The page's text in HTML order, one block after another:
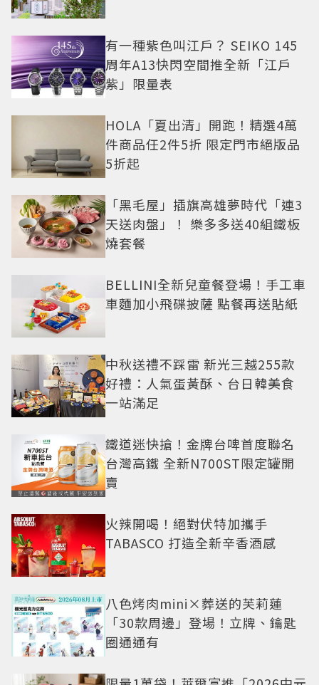
有一種紫色叫江戶？ SEIKO 145
周年A13快閃空間推全新「江戶
紫」限量表
HOLA「夏出清」開跑！精選4萬
件商品任2件5折 限定門市絕版品
5折起
「黑毛屋」插旗高雄夢時代「連3
天送肉盤」！ 樂多多送40組鐵板
燒套餐
BELLINI全新兒童餐登場！手工車
車麵加小飛碟披薩 點餐再送貼紙
中秋送禮不踩雷 新光三越255款
好禮：人氣蛋黃酥、台日韓美食
一站滿足
鐵道迷快搶！金牌台啤首度聯名
台灣高鐵 全新N700ST限定罐開
賣
火辣開喝！絕對伏特加攜手
TABASCO 打造全新辛香酒感
八色烤肉mini×葬送的芙莉蓮
「30款周邊」登場！立牌、鑰匙
圈通通有